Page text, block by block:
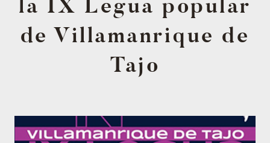
la IX Legua popular
de Villamanrique de
Tajo